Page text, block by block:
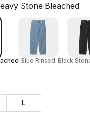
Stone Bleached
Blue Rinsed Black
L